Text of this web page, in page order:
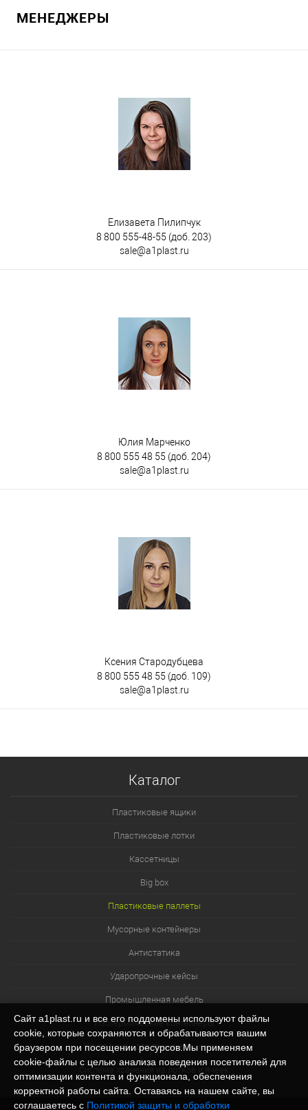
В избранное
МЕНЕДЖЕРЫ
Елизавета Пилипчук
8 800 555-48-55 (доб. 203)
sale@a1plast.ru
Юлия Марченко
8 800 555 48 55 (доб. 204)
sale@a1plast.ru
Ксения Стародубцева
8 800 555 48 55 (доб. 109)
sale@a1plast.ru
Каталог
Пластиковые ящики
Пластиковые лотки
Кассетницы
Big box
Пластиковые паллеты
Мусорные контейнеры
Антистатика
Ударопрочные кейсы
Промышленная мебель
Изотермические контейнеры
Контейнеры для технических нужд
Система хранения из лотков и ячеек
Сайт a1plast.ru и все его поддомены используют файлы
cookie, которые сохраняются и обрабатываются вашим
браузером при посещении ресурсов.Мы применяем
cookie‑файлы с целью анализа поведения посетителей для
оптимизации контента и функционала, обеспечения
корректной работы сайта. Оставаясь на нашем сайте, вы
соглашаетесь с Политикой защиты и обработки